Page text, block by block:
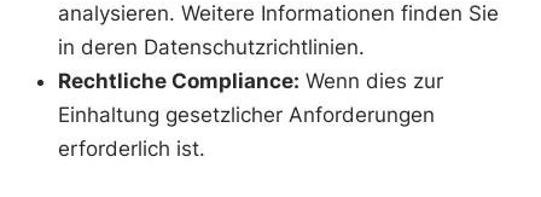
analysieren. Weitere Informationen finden Sie
in deren Datenschutzrichtlinien.
Rechtliche Compliance: Wenn dies zur
Einhaltung gesetzlicher Anforderungen
erforderlich ist.